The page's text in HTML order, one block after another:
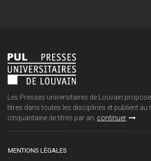
Les Presses universitaires de Louvain
titres dans toutes les disciplines et publient au
cinquantaine de titres par an. continuer
MENTIONS LÉGALES